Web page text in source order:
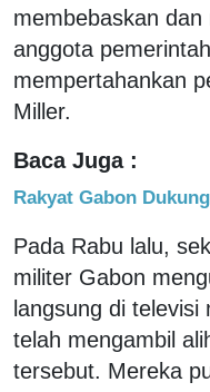
membebaskan
anggota
mempertahankan
Miller.
Baca Juga :
Rakyat Gabon
Pada Rabu lalu,
militer Gabon
langsung di
telah mengambil
tersebut. Mereka